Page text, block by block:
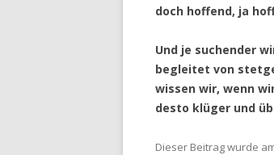
doch hoffend, ja
Und je suchender
begleitet von
wissen wir, wenn
desto klüger und
Dieser Beitrag wurde